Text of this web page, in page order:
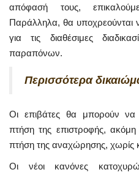
απόφασή τους,
Παράλληλα, θα υποχρεούνται
για τις διαθέσιμες
παραπόνων.
Περισσότερα
Οι επιβάτες θα μπορούν να
πτήση της επιστροφής,
πτήση της αναχώρησης, χωρίς
Οι νέοι κανόνες